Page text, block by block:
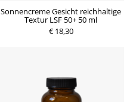
Sonnencreme Gesicht reichhaltige
Textur LSF 50+ 50 ml
€ 18,30